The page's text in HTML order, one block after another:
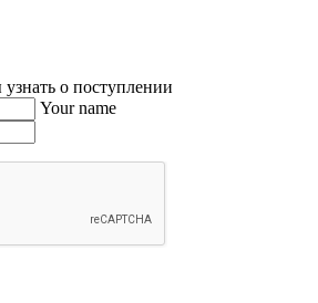
о поступлении
Your name